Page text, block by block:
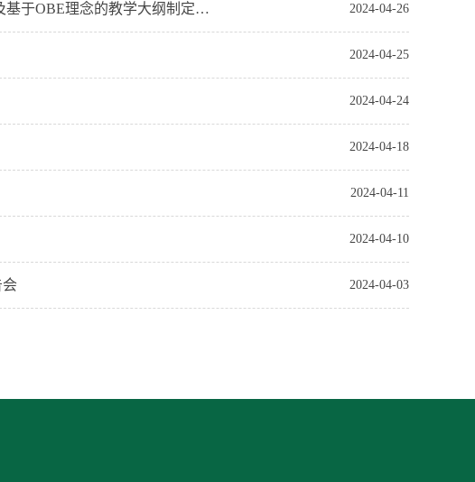
大数据教研室召开“学习基于OBE理念的人才培养方案制定及基于OBE理念的教学大纲制定与课程目标达成评价”的教学活动 2024-04-26
2024-04-25
2024-04-24
2024-04-18
2024-04-11
2024-04-10
会 2024-04-03